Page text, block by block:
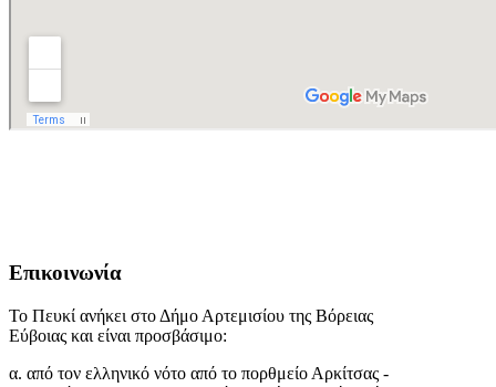
Επικοινωνία
Το Πευκί ανήκει στο Δήμο Αρτεμισίου της Βόρειας
Εύβοιας και είναι προσβάσιμο:
α. από τον ελληνικό νότο από το πορθμείο Αρκίτσας -